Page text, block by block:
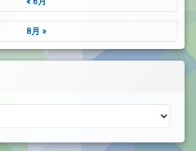
8月 »